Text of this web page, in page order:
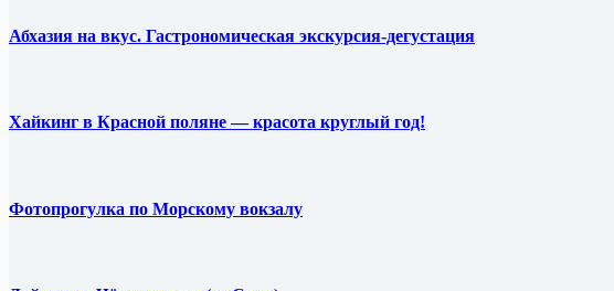
Абхазия на вкус. Гастрономическая экскурсия-дегустация
Хайкинг в Красной поляне — красота круглый год!
Фотопрогулка по Морскому вокзалу